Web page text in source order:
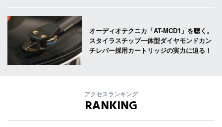
オーディオテクニカ「AT-MCD1」を聴く。
スタイラスチップ一体型ダイヤモンドカン
チレバー採用カートリッジの実力に迫る！
アクセスランキング
RANKING